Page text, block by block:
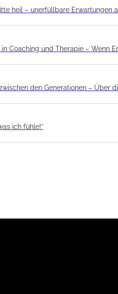
heil – unerfüllbare Erwartungen
Coaching und Therapie – Wenn
den Generationen – Über
ich fühle!”